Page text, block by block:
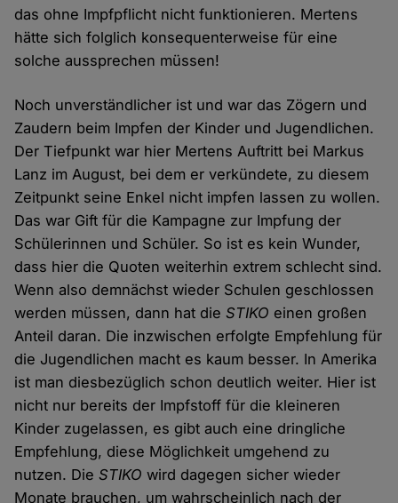
das ohne Impfpflicht nicht funktionieren. Mertens
hätte sich folglich konsequenterweise für eine
solche aussprechen müssen!
Noch unverständlicher ist und war das Zögern und
Zaudern beim Impfen der Kinder und Jugendlichen.
Der Tiefpunkt war hier Mertens Auftritt bei Markus
Lanz im August, bei dem er verkündete, zu diesem
Zeitpunkt seine Enkel nicht impfen lassen zu wollen.
Das war Gift für die Kampagne zur Impfung der
Schülerinnen und Schüler. So ist es kein Wunder,
dass hier die Quoten weiterhin extrem schlecht sind.
Wenn also demnächst wieder Schulen geschlossen
werden müssen, dann hat dieSTIKO einen großen
Anteil daran. Die inzwischen erfolgte Empfehlung für
die Jugendlichen macht es kaum besser. In Amerika
ist man diesbezüglich schon deutlich weiter. Hier ist
nicht nur bereits der Impfstoff für die kleineren
Kinder zugelassen, es gibt auch eine dringliche
Empfehlung, diese Möglichkeit umgehend zu
nutzen. DieSTIKO wird dagegen sicher wieder
Monate brauchen, um wahrscheinlich nach der